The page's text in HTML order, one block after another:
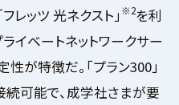
フレッツ 光ネクスト」 ※2を利
イベートネットワークサー
が特徴だ。「プラン300」
続可能で、成学社さまが要